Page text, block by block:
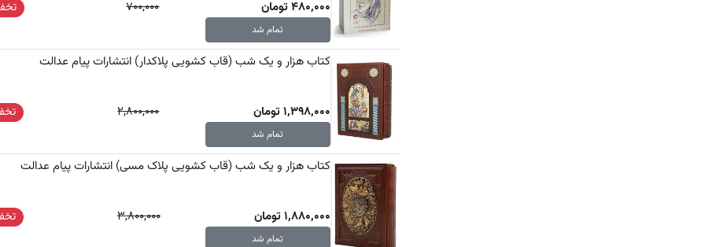
480,000 تومان 700,000
تمام شد
کتاب هزار و یک شب (قاب کشویی پلاکدار) انتشارات پیام عدالت
1,398,000 تومان 2,800,000
تمام شد
کتاب هزار و یک شب (قاب کشویی پلاک مسی) انتشارات پیام عدالت
1,880,000 تومان 3,800,000
تمام شد